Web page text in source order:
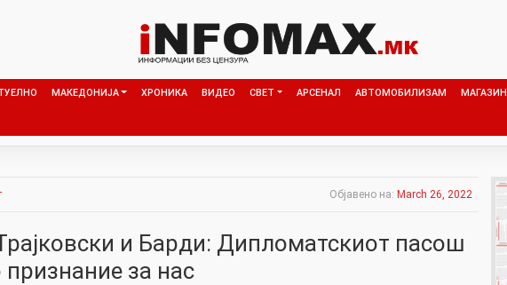
МАКЕДОНИЈА ХРОНИКА ВИДЕО СВЕТ АРСЕНАЛ АВТОМОБИЛИЗАМ МАГАЗИН
Објавено на: March 26, 2022
и Барди: Дипломатскиот пасош
признание за нас